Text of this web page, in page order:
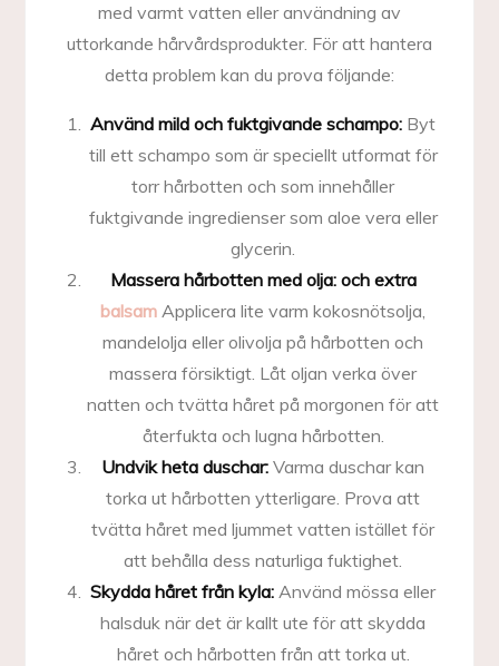
med varmt vatten eller användning av
uttorkande hårvårdsprodukter. För att hantera
detta problem kan du prova följande:
Använd mild och fuktgivande schampo: Byt
till ett schampo som är speciellt utformat för
torr hårbotten och som innehåller
fuktgivande ingredienser som aloe vera eller
glycerin.
Massera hårbotten med olja: och extra
balsam Applicera lite varm kokosnötsolja,
mandelolja eller olivolja på hårbotten och
massera försiktigt. Låt oljan verka över
natten och tvätta håret på morgonen för att
återfukta och lugna hårbotten.
Undvik heta duschar: Varma duschar kan
torka ut hårbotten ytterligare. Prova att
tvätta håret med ljummet vatten istället för
att behålla dess naturliga fuktighet.
Skydda håret från kyla: Använd mössa eller
halsduk när det är kallt ute för att skydda
håret och hårbotten från att torka ut.